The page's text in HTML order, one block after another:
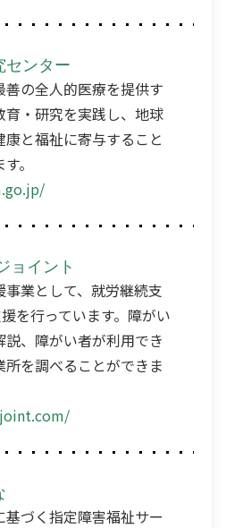
センター
の全人的医療を提供す
育・研究を実践し、地球
と福祉に寄与すること
。
ョイント
業として、就労継続支
を行っています。障がい
、障がい者が利用でき
を調べることができま
づく指定障害福祉サー